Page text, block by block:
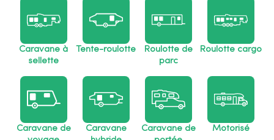
Caravane à
sellette
Tente-roulotte
Roulotte de
parc
Roulotte cargo
Caravane de
Caravane
Caravane de
Motorisé